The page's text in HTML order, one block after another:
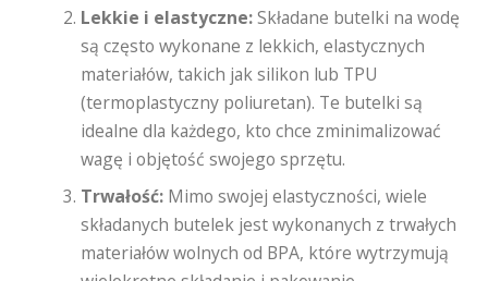
Lekkie i elastyczne:Składane butelki na wodę
są często wykonane z lekkich, elastycznych
materiałów, takich jak silikon lub TPU
(termoplastyczny poliuretan). Te butelki są
idealne dla każdego, kto chce zminimalizować
wagę i objętość swojego sprzętu.
Trwałość: Mimo swojej elastyczności, wiele
składanych butelek jest wykonanych z trwałych
materiałów wolnych od BPA, które wytrzymują